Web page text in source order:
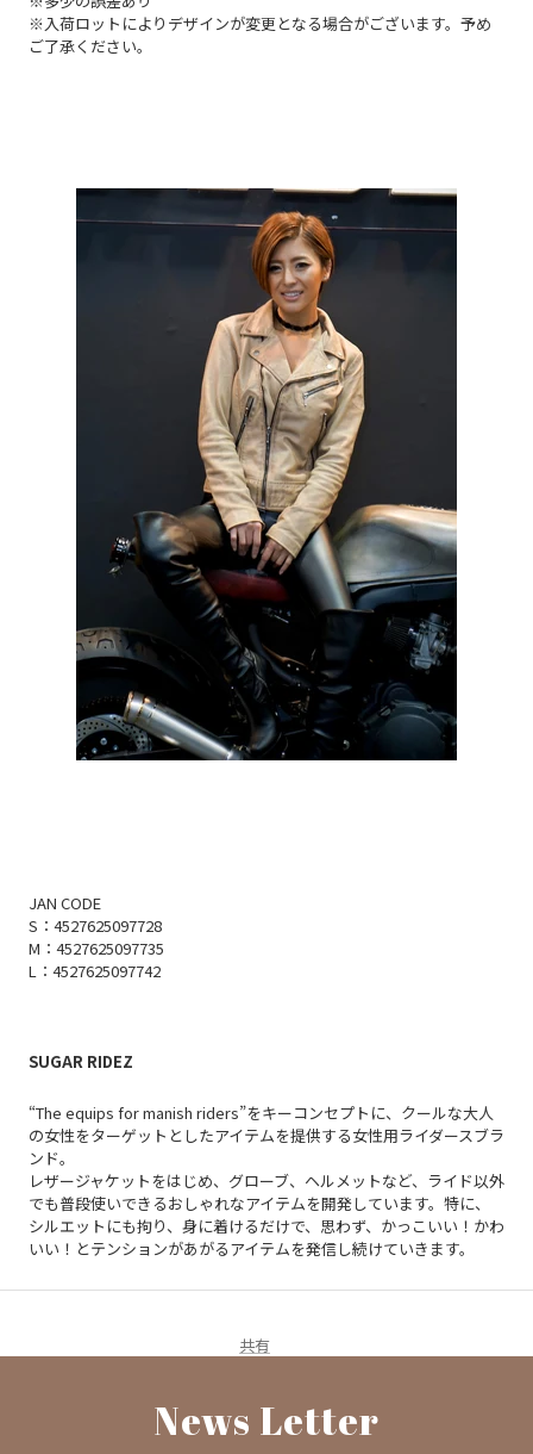
※入荷ロットによりデザインが変更となる場合がございます。予め
ご了承ください。
JAN CODE
S：4527625097728
M：4527625097735
L：4527625097742
SUGAR RIDEZ
“The equips for manish riders”をキーコンセプトに、クールな大人
の女性をターゲットとしたアイテムを提供する女性用ライダースブラ
ンド。
レザージャケットをはじめ、グローブ、ヘルメットなど、ライド以外
でも普段使いできるおしゃれなアイテムを開発しています。特に、
シルエットにも拘り、身に着けるだけで、思わず、かっこいい！かわ
いい！とテンションがあがるアイテムを発信し続けていきます。
共有
News Letter